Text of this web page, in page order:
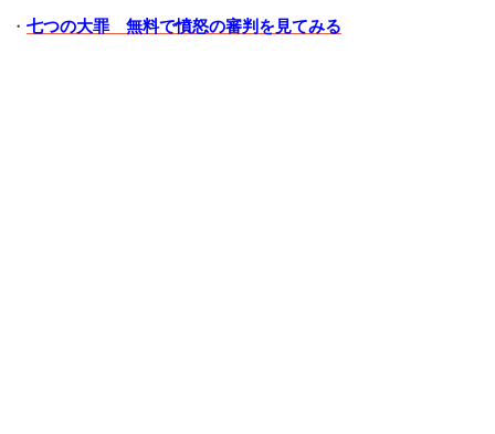
・ 七つの大罪 無料で憤怒の審判を見てみる